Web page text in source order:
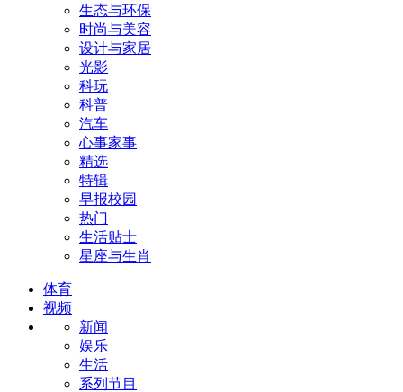
生态与环保
时尚与美容
设计与家居
光影
科玩
科普
汽车
心事家事
精选
特辑
早报校园
热门
生活贴士
星座与生肖
体育
视频
新闻
娱乐
生活
系列节目